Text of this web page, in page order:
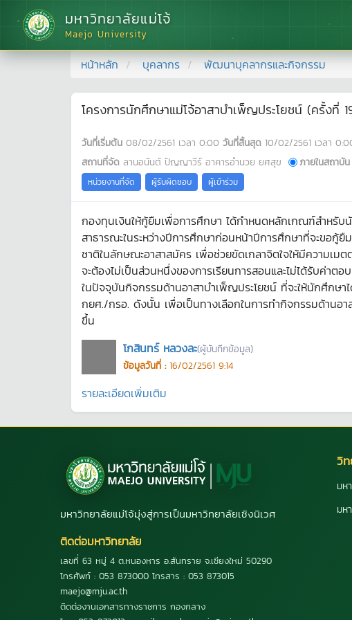
มหาวิทยาลัยแม่โจ้
Maejo University
หน้าหลัก บุคลากร พัฒนาบุคลากรและกิจกรรม
โครงการนักศึกษาแม่โจ้อาสาบำเพ็ญประโยชน์ (ครั้งที่
วันที่เริ่มต้น 08/02/2561 เวลา 0:00 วันที่สิ้นสุด 10/02/2561 เวลา
สถานที่จัด ลานอนันต์ ปัญญาวีร์ อาคารอำนวย ยศสุข ภายในสถาบัน
หน่วยงานที่จัด ผู้รับผิดชอบ ผู้เข้าร่วม
กองทุนเงินให้กู้ยืมเพื่อการศึกษา ได้กำหนดหลักเกณฑ์สำหรั
สาธารณะในระหว่างปีการศึกษาก่อนหน้าปีการศึกษาที่จะขอกู้
ชาติในลักษณะอาสาสมัคร เพื่อช่วยขัดเกลาจิตใจให้มีความเ
จะต้องไม่เป็นส่วนหนึ่งของการเรียนการสอนและไม่ได้รับค่าต
ในปัจจุบันกิจกรรมด้านอาสาบำเพ็ญประโยชน์ ที่จะให้นักศึกษ
กยศ./กรอ. ดังนั้น เพื่อเป็นทางเลือกในการทำกิจกรรมด้านอ
ขึ้น
โกสินทร์ หลวงละ(ผู้บันทึกข้อมูล)
ข้อมูลวันที่ : 16/02/2561 9:14
รายละเอียดเพิ่มเติม
มหาวิทยาลัยแม่โจ้มุ่งสู่การเป็นมหาวิทยาลัยเชิงนิเวศ
ติดต่อมหาวิทยาลัย
เลขที่ 63 หมู่ 4 ต.หนองหาร อ.สันทราย จ.เชียงใหม่ 50290
โทรศัพท์ : 053 873000 โทรสาร : 053 873015
maejo@mju.ac.th
ติดต่องานเอกสารทางราชการ กองกลาง
วิ
มห
มห